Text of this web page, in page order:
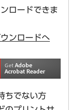
ロードできま
ンロードへ
ちでない方